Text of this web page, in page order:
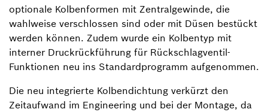
optionale Kolbenformen mit Zentralgewinde, die
wahlweise verschlossen sind oder mit Düsen bestückt
werden können. Zudem wurde ein Kolbentyp mit
interner Druckrückführung für Rückschlagventil-
Funktionen neu ins Standardprogramm aufgenommen.
Die neu integrierte Kolbendichtung verkürzt den
Zeitaufwand im Engineering und bei der Montage, da